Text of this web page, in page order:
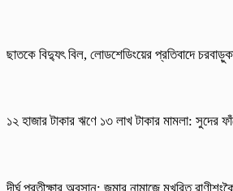
ছাতকে বিদ্যুৎ বিল, লোডশেডিংয়ের প্রতিবাদে
১২ হাজার টাকার ঋণে ১৩ লাখ টাকার মামলা: সুদের
দীর্ঘ প্রতীক্ষার অবসান: জুমার নামাজে মুখরিত